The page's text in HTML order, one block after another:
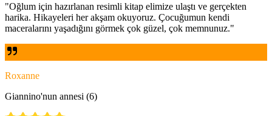
"Oğlum için hazırlanan resimli kitap elimize ulaştı ve gerçekten
harika. Hikayeleri her akşam okuyoruz. Çocuğumun kendi
maceralarını yaşadığını görmek çok güzel, çok memnunuz."
Roxanne
Giannino'nun annesi (6)